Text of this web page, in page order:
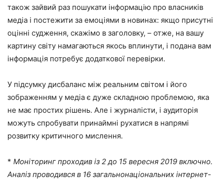
також зайвий раз пошукати інформацію про власників
медіа і постежити за емоціями в новинах: якщо присутні
оцінні судження, скажімо в заголовку, – отже, на вашу
картину світу намагаються якось вплинути, і подана вам
інформація потребує додаткової перевірки.
У підсумку дисбаланс між реальним світом і його
зображенням у медіа є дуже складною проблемою, яка
не має простих рішень. Але і журналісти, і аудиторія
можуть спробувати принаймні рухатися в напрямі
розвитку критичного мислення.
* Моніторинг проходив із 2 до 15 вересня 2019 включно.
Аналіз проводився в 16 загальнонаціональних інтернет-